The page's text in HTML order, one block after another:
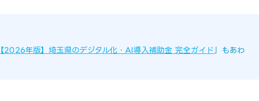
【2026年版】埼玉県のデジタル化・AI導入補助金 完全ガイド
」もあわ